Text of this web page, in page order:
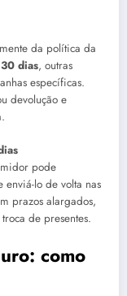
da política da
dias, outras
específicas.
devolução e
pode
lo de volta nas
prazos alargados,
de presentes.
como